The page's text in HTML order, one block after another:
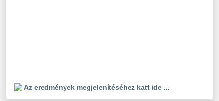
Az eredmények megjelenítéséhez katt ide ...